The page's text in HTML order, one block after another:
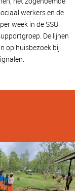
werkers en de
week in de SSU
De lijnen
op huisbezoek bij